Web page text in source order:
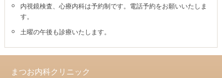
内視鏡検査、心療内科は予約制です。電話予約をお願いいたしま
す。
土曜の午後も診療いたします。
まつお内科クリニック